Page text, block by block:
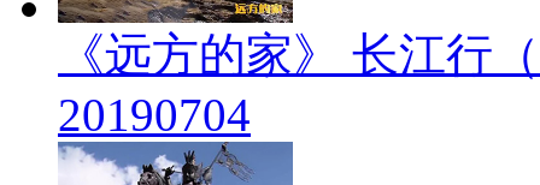
《远方的家》 长江行
20190704